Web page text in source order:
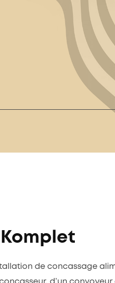
Komplet
de concassage
d’un